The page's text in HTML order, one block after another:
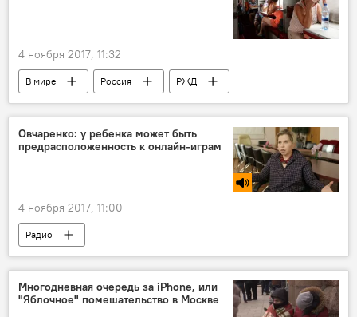
4 ноября 2017, 11:32
В мире Россия РЖД
Овчаренко: у ребенка может быть
предрасположенность к онлайн-играм
4 ноября 2017, 11:00
Радио
Многодневная очередь за iPhone, или
"Яблочное" помешательство в Москве